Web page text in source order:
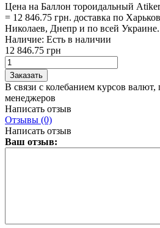
Цена на Баллон тороидальный
= 12 846.75 грн. доставка по
Николаев, Днепр и по всей Украине.
Наличие: Есть в наличии
12 846.75 грн
В связи с колебанием курсов валют,
менеджеров
Написать отзыв
Отзывы (0)
Написать отзыв
Ваш отзыв: